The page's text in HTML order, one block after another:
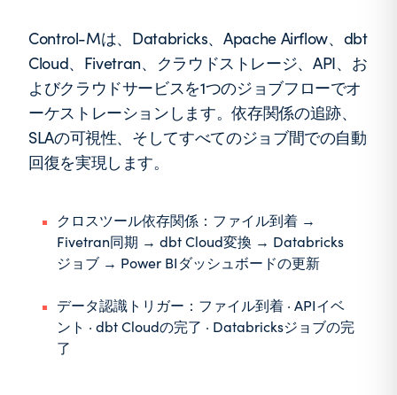
Control-Mは、Databricks、Apache Airflow、dbt
Cloud、Fivetran、クラウドストレージ、API、お
よびクラウドサービスを1つのジョブフローでオ
ーケストレーションします。依存関係の追跡、
SLAの可視性、そしてすべてのジョブ間での自動
回復を実現します。
クロスツール依存関係：ファイル到着 →
Fivetran同期 → dbt Cloud変換 → Databricks
ジョブ → Power BIダッシュボードの更新
データ認識トリガー：ファイル到着 · APIイベ
ント · dbt Cloudの完了 · Databricksジョブの完
了